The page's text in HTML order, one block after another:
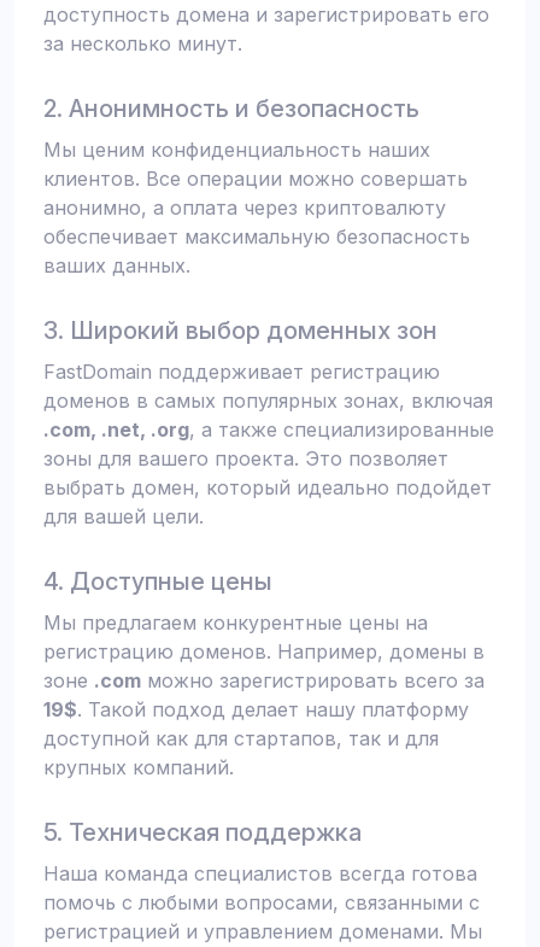
доступность домена и зарегистрировать его
за несколько минут.
2. Анонимность и безопасность
Мы ценим конфиденциальность наших
клиентов. Все операции можно совершать
анонимно, а оплата через криптовалюту
обеспечивает максимальную безопасность
ваших данных.
3. Широкий выбор доменных зон
FastDomain поддерживает регистрацию
доменов в самых популярных зонах, включая
.com, .net, .org, а также специализированные
зоны для вашего проекта. Это позволяет
выбрать домен, который идеально подойдет
для вашей цели.
4. Доступные цены
Мы предлагаем конкурентные цены на
регистрацию доменов. Например, домены в
зоне .com можно зарегистрировать всего за
19$. Такой подход делает нашу платформу
доступной как для стартапов, так и для
крупных компаний.
5. Техническая поддержка
Наша команда специалистов всегда готова
помочь с любыми вопросами, связанными с
регистрацией и управлением доменами. Мы